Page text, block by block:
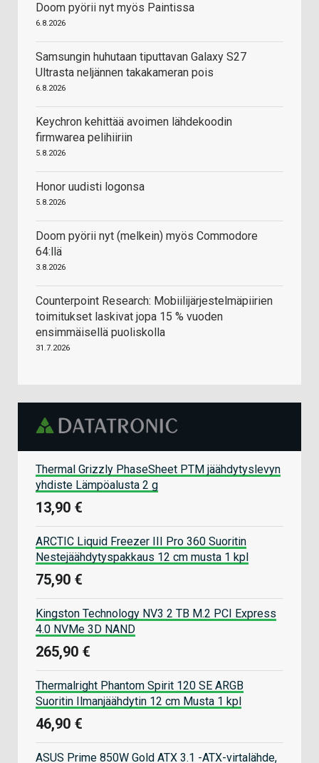
Doom pyörii nyt myös Paintissa
6.8.2026
Samsungin huhutaan tiputtavan Galaxy S27
Ultrasta neljännen takakameran pois
6.8.2026
Keychron kehittää avoimen lähdekoodin
firmwarea pelihiiriin
5.8.2026
Honor uudisti logonsa
5.8.2026
Doom pyörii nyt (melkein) myös Commodore
64:llä
3.8.2026
Counterpoint Research: Mobiilijärjestelmäpiirien
toimitukset laskivat jopa 15 % vuoden
ensimmäisellä puoliskolla
31.7.2026
Thermal Grizzly PhaseSheet PTM jäähdytyslevyn
yhdiste Lämpöalusta 2 g
13,90 €
ARCTIC Liquid Freezer III Pro 360 Suoritin
Nestejäähdytyspakkaus 12 cm musta 1 kpl
75,90 €
Kingston Technology NV3 2 TB M.2 PCI Express
4.0 NVMe 3D NAND
265,90 €
Thermalright Phantom Spirit 120 SE ARGB
Suoritin Ilmanjäähdytin 12 cm Musta 1 kpl
46,90 €
ASUS Prime 850W Gold ATX 3.1 -ATX-virtalähde,